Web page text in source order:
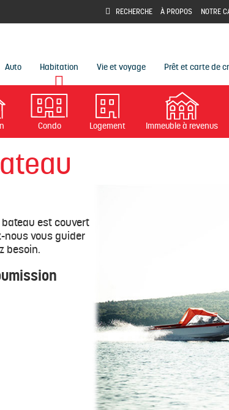
RECHERCHE À PROPOS NOTRE
Auto Habitation Vie et voyage Prêt et carte de
Condo Logement Immeuble à revenus
est couvert
nous vous guider
besoin.